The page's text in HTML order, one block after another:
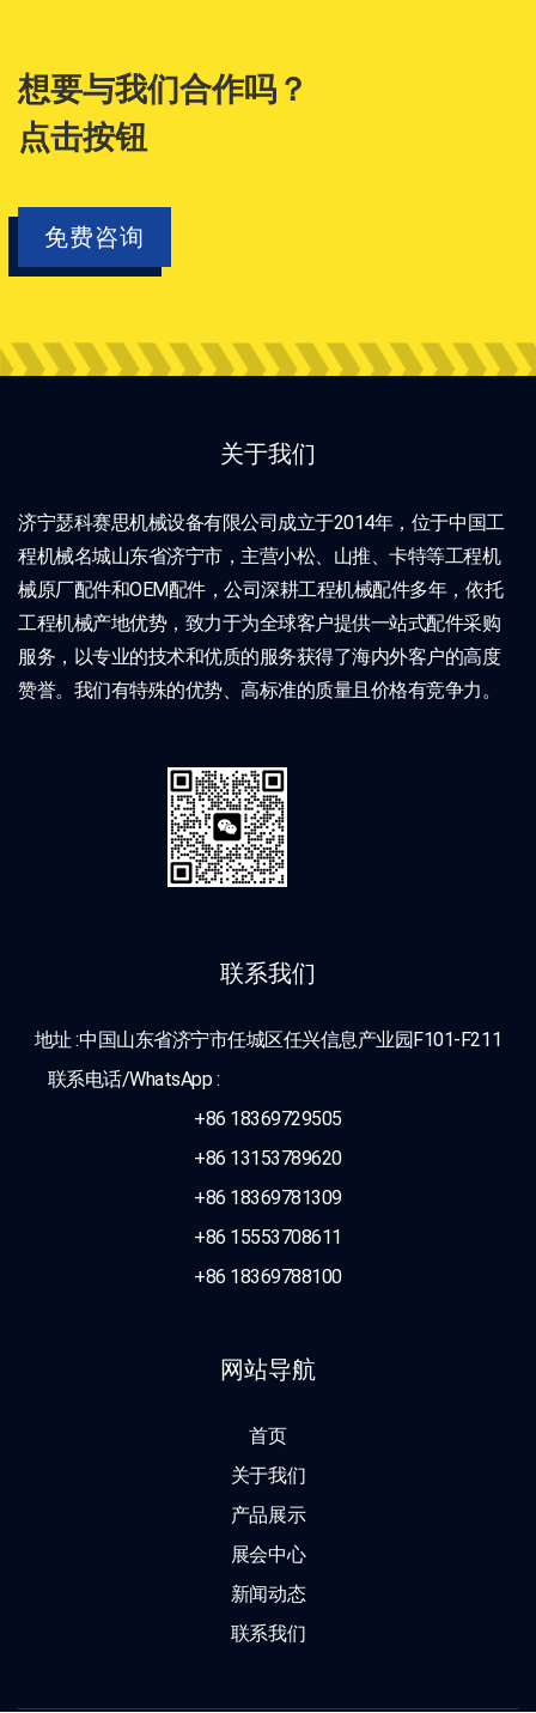
想要与我们合作吗？
点击按钮
免费咨询
关于我们
济宁瑟科赛思机械设备有限公司成立于2014年，位于中国工
程机械名城山东省济宁市，主营小松、山推、卡特等工程机
械原厂配件和OEM配件，公司深耕工程机械配件多年，依托
工程机械产地优势，致力于为全球客户提供一站式配件采购
服务，以专业的技术和优质的服务获得了海内外客户的高度
赞誉。我们有特殊的优势、高标准的质量且价格有竞争力。
联系我们
地址 :中国山东省济宁市任城区任兴信息产业园F101-F211
联系电话/WhatsApp :
+86 18369729505
+86 13153789620
+86 18369781309
+86 15553708611
+86 18369788100
网站导航
首页
关于我们
产品展示
展会中心
新闻动态
联系我们